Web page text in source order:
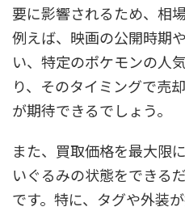
要に影響されるため、相
例えば、映画の公開時期
い、特定のポケモンの人
り、そのタイミングで売
が期待できるでしょう。
また、買取価格を最大限
いぐるみの状態をできる
です。特に、タグや外装